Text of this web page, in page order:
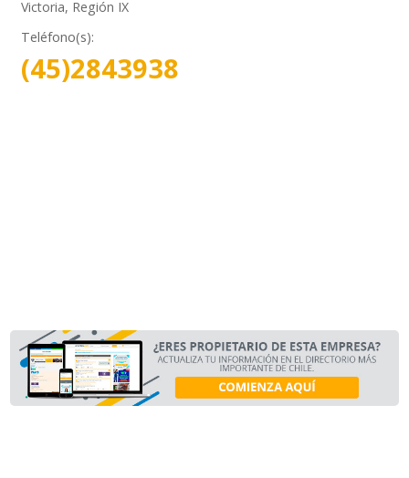
Victoria, Región IX
Teléfono(s):
(45)2843938